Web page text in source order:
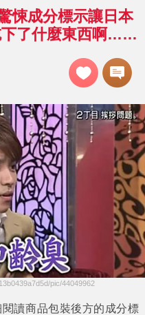
悚成分標示讓日本
下了什麼東西啊……
pic/44049962
讀商品包裝後方的 成分標